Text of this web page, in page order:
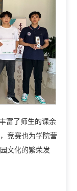
富了师生的课余
竞赛也为学院营
文化的繁荣发